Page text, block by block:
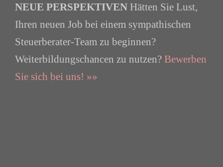
NEUE PERSPEKTIVEN Hätten Sie Lust,
Ihren neuen Job bei einem sympathischen
Steuerberater-Team zu beginnen?
Weiterbildungschancen zu nutzen? Bewerben
Sie sich bei uns! »»